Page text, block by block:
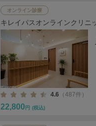
オンライン診療
キレイパスオンラインクリニ
4.6 （487件）
22,800 円 (税込)